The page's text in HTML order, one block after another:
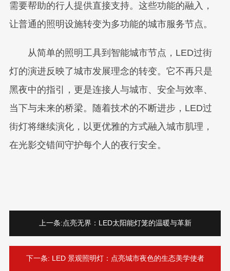
需要帮助的行人提供直接支持。这些功能的融入，
让普通的照明设施转变为多功能的城市服务节点。
从简单的照明工具到智能城市节点，LED过街
灯的演进反映了城市发展理念的转变。它不再只是
黑夜中的指引，更是连接人与城市、安全与效率、
当下与未来的桥梁。随着技术的不断进步，LED过
街灯将继续演化，以更优雅的方式融入城市肌理，
在光影交错间守护每个人的夜行安全。
上一条:点亮无界：LED太阳能灯笼的温暖与革新
下一条: LED 景观照明灯：点亮城市夜色的生态美学使者